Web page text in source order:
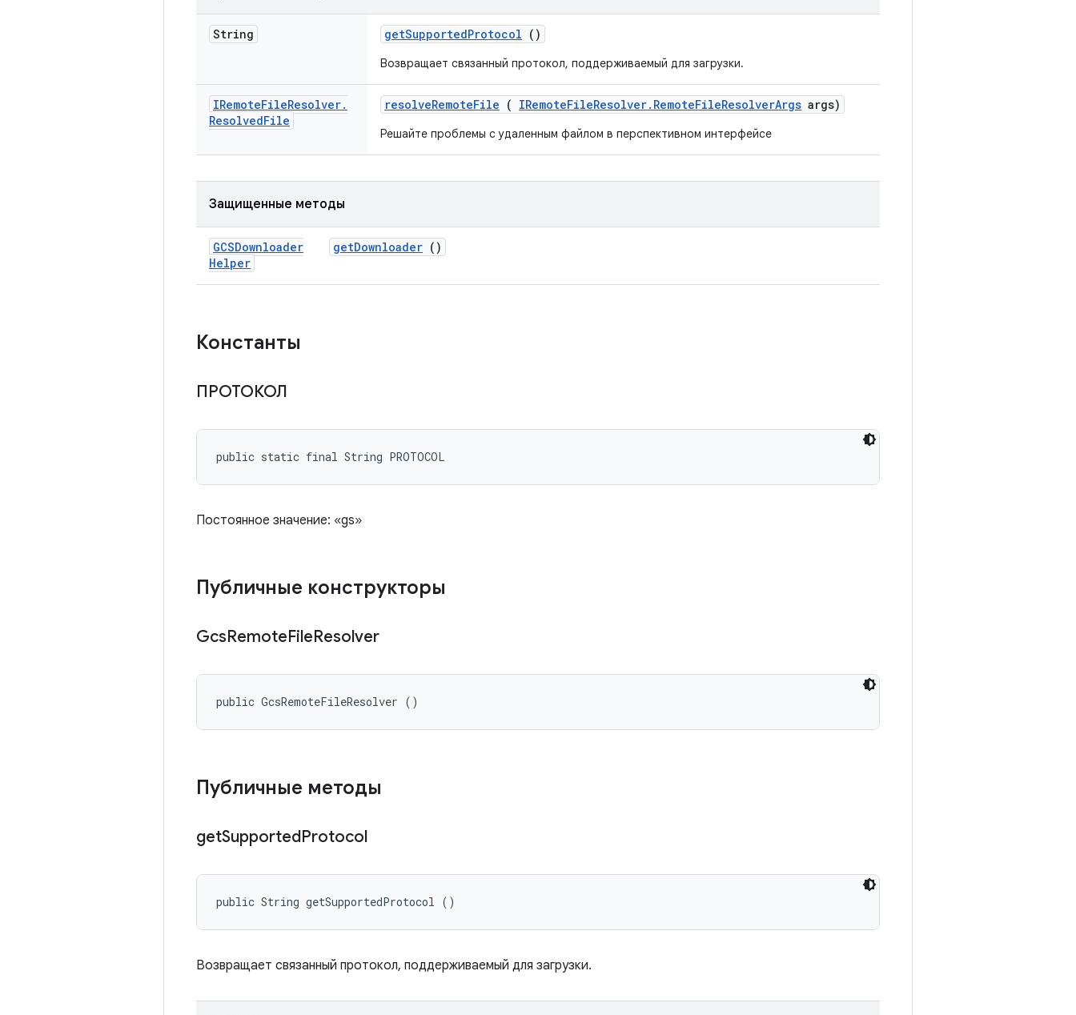
String getSupportedProtocol ()
Возвращает связанный протокол, поддерживаемый для загрузки.
IRemoteFileResolver.
ResolvedFile
resolveRemoteFile ( IRemoteFileResolver. RemoteFileResolverArgs args)
Решайте проблемы с удаленным файлом в перспективном интерфейсе
Защищенные методы
GCSDownloader
Helper
getDownloader ()
Константы
ПРОТОКОЛ
public static final String PROTOCOL
Постоянное значение: «gs»
Публичные конструкторы
GcsRemoteFileResolver
public GcsRemoteFileResolver ()
Публичные методы
getSupportedProtocol
public String getSupportedProtocol ()
Возвращает связанный протокол, поддерживаемый для загрузки.